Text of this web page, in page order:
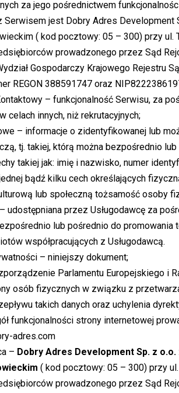
za jego pośrednictwem
Serwisem jest Dobry Adres Development
( kod pocztowy: 05 – 300) przy ul.
prowadzonego przez Sąd
Gospodarczy Krajowego Rejestru
REGON 388591747 oraz
– funkcjonalność Serwisu, za
celach innych, niż rekrutacyjnych;
– informacje o zidentyfikowanej lub
tj. takiej, którą można bezpośrednio
takiej jak: imię i nazwisko, numer
bądź kilku cech określających
lub społeczną tożsamość osoby
przez Usługodawcę za
lub pośrednio do promowania
współpracujących z Usługodawcą.
– niniejszy dokument;
Parlamentu Europejskiego i
osób fizycznych w związku z
takich danych oraz uchylenia
funkcjonalności strony internetowej
adres.com
– Dobry Adres Development Sp. z o.o.
( kod pocztowy: 05 – 300) przy
prowadzonego przez Sąd